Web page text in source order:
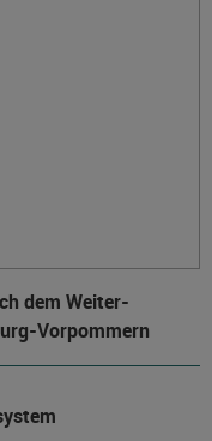
dem Weiter­
Vorpommern